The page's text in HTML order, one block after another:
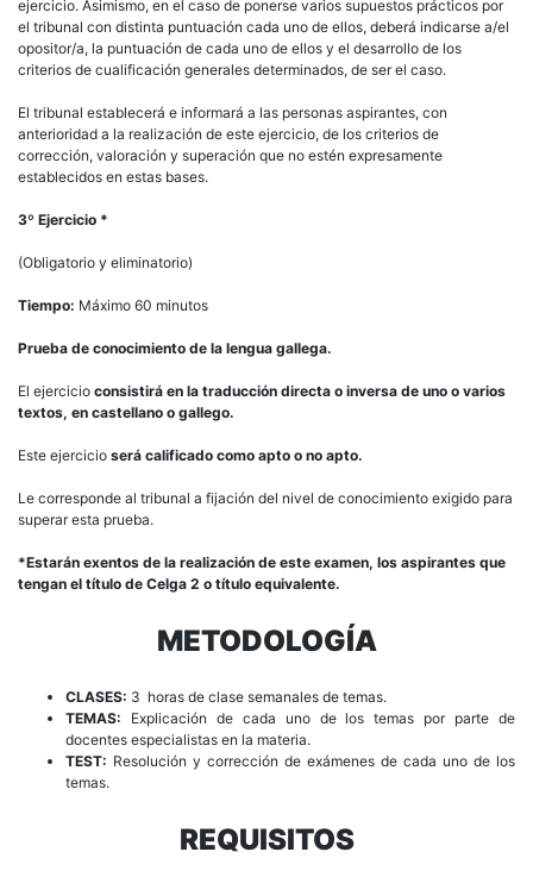
ejercicio. Asimismo, en el caso de ponerse varios supuestos prácticos por
el tribunal con distinta puntuación cada uno de ellos, deberá indicarse a/el
opositor/a, la puntuación de cada uno de ellos y el desarrollo de los
criterios de cualificación generales determinados, de ser el caso.
El tribunal establecerá e informará a las personas aspirantes, con
anterioridad a la realización de este ejercicio, de los criterios de
corrección, valoración y superación que no estén expresamente
establecidos en estas bases.
3º Ejercicio *
(Obligatorio y eliminatorio)
Tiempo: Máximo 60 minutos
Prueba de conocimiento de la lengua gallega.
El ejercicio consistirá en la traducción directa o inversa de uno o varios
textos, en castellano o gallego.
Este ejercicio será calificado como apto o no apto.
Le corresponde al tribunal a fijación del nivel de conocimiento exigido para
superar esta prueba.
*Estarán exentos de la realización de este examen, los aspirantes que
tengan el título de Celga 2 o título equivalente.
METODOLOGÍA
CLASES: 3 horas de clase semanales de temas.
TEMAS: Explicación de cada uno de los temas por parte de
docentes especialistas en la materia.
TEST: Resolución y corrección de exámenes de cada uno de los
temas.
REQUISITOS